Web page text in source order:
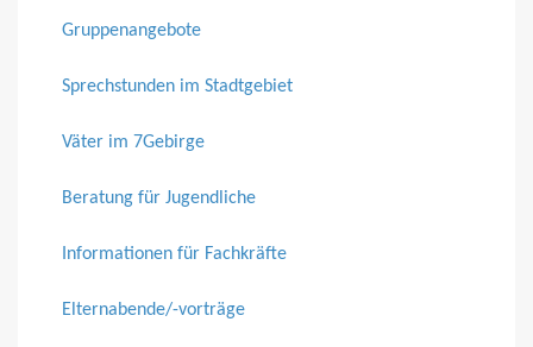
Gruppenangebote
Sprechstunden im Stadtgebiet
Väter im 7Gebirge
Beratung für Jugendliche
Informationen für Fachkräfte
Elternabende/-vorträge